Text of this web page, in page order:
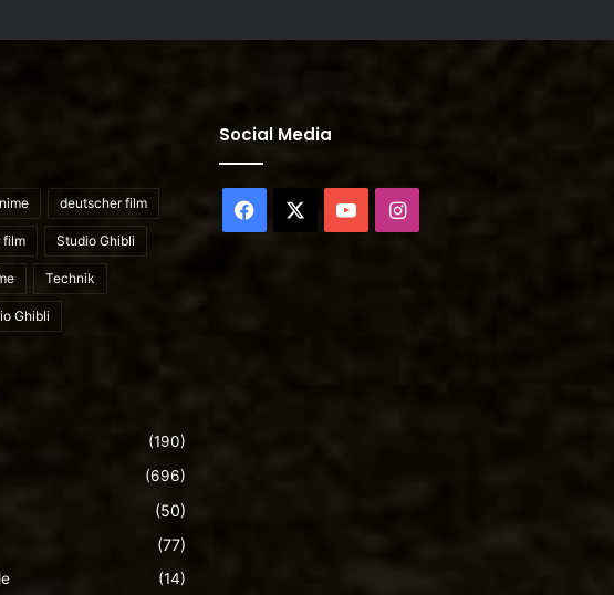
deutscher film
film Studio Ghibli
Technik
Ghibli
(190)
(696)
(50)
(77)
(14)
Social Media
Facebook YouTubeInstagram